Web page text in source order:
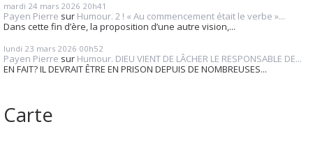
mardi 24 mars 2026 20h41
Payen Pierre sur Humour. 2 ! « Au commencement était le verbe »...
Dans cette fin d’ère, la proposition d’une autre vision,...
lundi 23 mars 2026 00h52
Payen Pierre sur Humour. DIEU VIENT DE LÂCHER LE RESPONSABLE DE...
EN FAIT? IL DEVRAIT ÊTRE EN PRISON DEPUIS DE NOMBREUSES...
Carte